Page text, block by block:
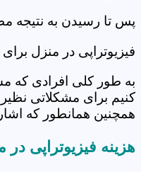
پس تا رسیدن به نتیجه
فیزیوتراپی در منزل
به طور کلی افرادی که
کنیم برای مشکلاتی
همچنین همانطور که
هزینه فیزیوتراپی